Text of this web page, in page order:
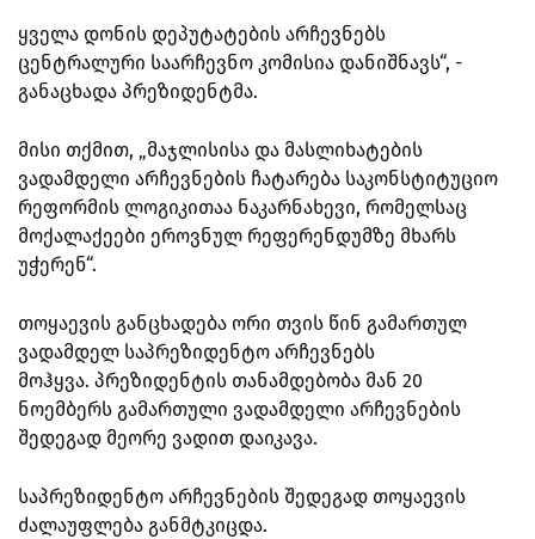
ყველა დონის დეპუტატების არჩევნებს
ცენტრალური საარჩევნო კომისია დანიშნავს“, -
განაცხადა პრეზიდენტმა.
მისი თქმით, „მაჯლისისა და მასლიხატების
ვადამდელი არჩევნების ჩატარება საკონსტიტუციო
რეფორმის ლოგიკითაა ნაკარნახევი, რომელსაც
მოქალაქეები ეროვნულ რეფერენდუმზე მხარს
უჭერენ“.
თოყაევის განცხადება ორი თვის წინ გამართულ
ვადამდელ საპრეზიდენტო არჩევნებს
მოჰყვა. პრეზიდენტის თანამდებობა მან 20
ნოემბერს გამართული ვადამდელი არჩევნების
შედეგად მეორე ვადით დაიკავა.
საპრეზიდენტო არჩევნების შედეგად თოყაევის
ძალაუფლება განმტკიცდა.